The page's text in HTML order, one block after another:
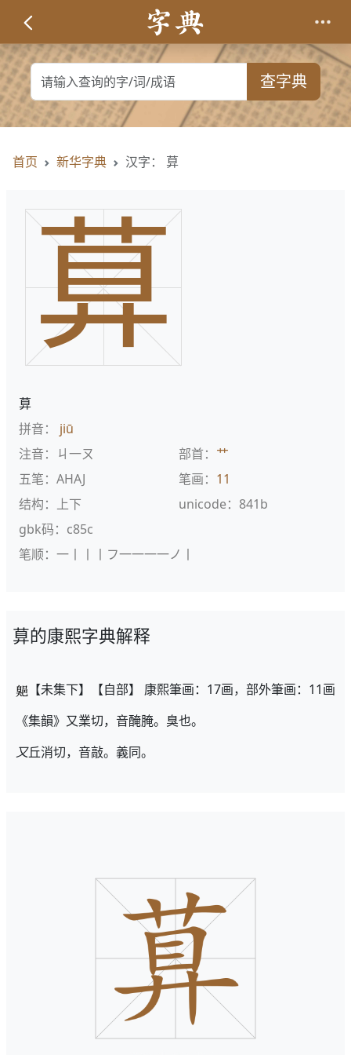
查字典
首页 新华字典 汉字： 萛
萛
萛
拼音： jiū
注音：ㄐ一ㄡ
部首： 艹
五笔：AHAJ
笔画： 11
结构：上下
unicode：841b
gbk码：c85c
笔顺：一丨丨丨フ一一一一ノ丨
萛的康熙字典解释
【未集下】【自部】 康熙筆画：17画，部外筆画：11画
《集韻》又業切，音醃腌。臭也。
又丘消切，音敲。義同。